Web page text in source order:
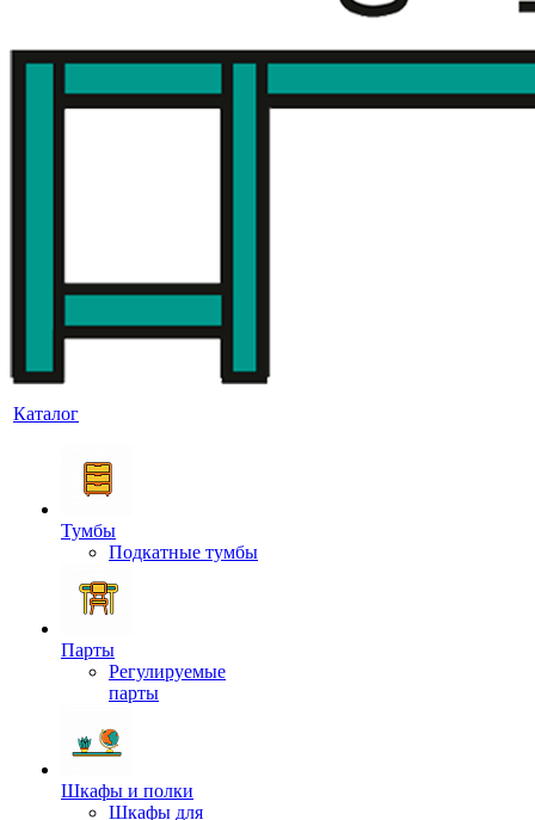
Каталог
Тумбы
Подкатные тумбы
Парты
Регулируемые
парты
Шкафы и полки
Шкафы для